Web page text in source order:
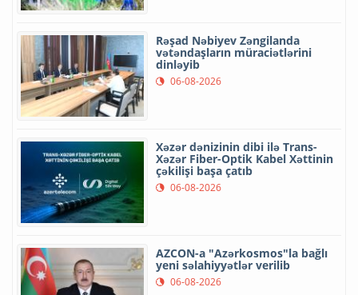
Rəşad Nəbiyev Zəngilanda
vətəndaşların müraciətlərini
dinləyib
06-08-2026
Xəzər dənizinin dibi ilə Trans-
Xəzər Fiber-Optik Kabel Xəttinin
çəkilişi başa çatıb
06-08-2026
AZCON-a "Azərkosmos"la bağlı
yeni səlahiyyətlər verilib
06-08-2026